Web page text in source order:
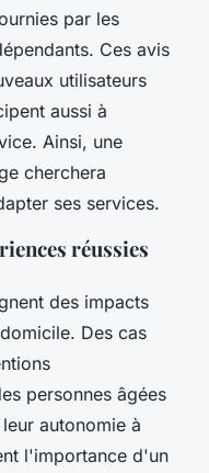
par les
Ces avis
utilisateurs
aussi à
Ainsi, une
cherchera
ses services.
réussies
des impacts
Des cas
personnes âgées
autonomie à
l'importance d'un